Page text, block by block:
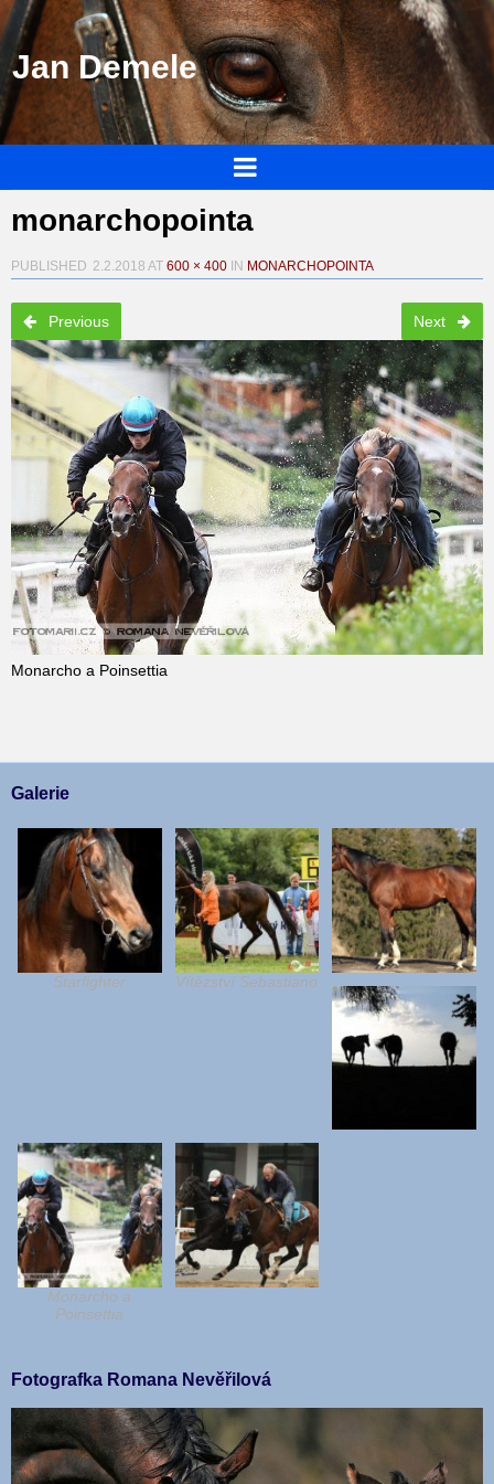
Jan Demele
monarchopointa
PUBLISHED 2.2.2018 AT 600 × 400 IN MONARCHOPOINTA
Previous Next
Monarcho a Poinsettia
Galerie
Starfighter Vítězství Sebastiano
Monarcho a
Poinsettia
Fotografka Romana Nevěřilová